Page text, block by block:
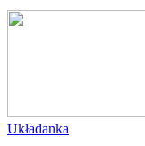
Układanka